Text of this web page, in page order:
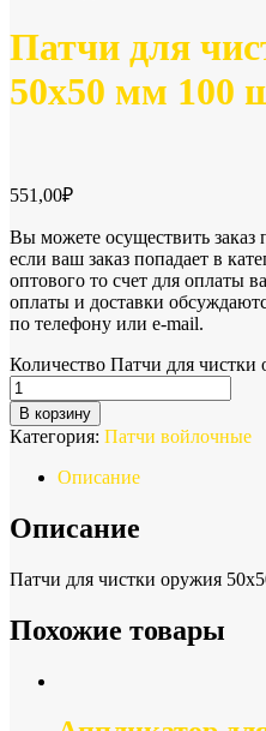
Патчи для
50х50 мм 100
551,00₽
Вы можете осуществить
если ваш заказ попадает в
оптового то счет для оплаты
оплаты и доставки
по телефону или e-mail.
Количество Патчи для
В корзину
Категория: Патчи войлочные
Описание
Описание
Патчи для чистки оружия
Похожие товары